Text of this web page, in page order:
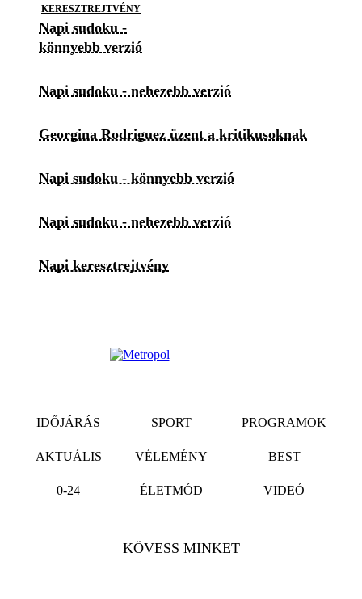
KERESZTREJTVÉNY
Napi sudoku -
könnyebb verzió
Napi sudoku - nehezebb verzió
Georgina Rodriguez üzent a kritikusoknak
Napi sudoku - könnyebb verzió
Napi sudoku - nehezebb verzió
Napi keresztrejtvény
IDŐJÁRÁS SPORT PROGRAMOK
AKTUÁLIS VÉLEMÉNY BEST
0-24 ÉLETMÓD VIDEÓ
KÖVESS MINKET